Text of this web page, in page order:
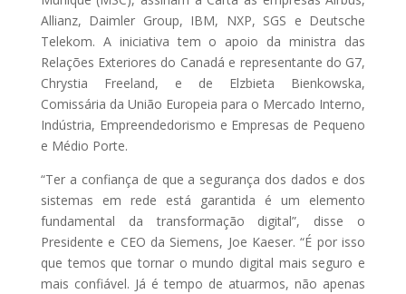
Allianz, Daimler Group, IBM, NXP, SGS e Deutsche
Telekom. A iniciativa tem o apoio da ministra das
Relações Exteriores do Canadá e representante do G7,
Chrystia Freeland, e de Elzbieta Bienkowska,
Comissária da União Europeia para o Mercado Interno,
Indústria, Empreendedorismo e Empresas de Pequeno
e Médio Porte.
“Ter a confiança de que a segurança dos dados e dos
sistemas em rede está garantida é um elemento
fundamental da transformação digital”, disse o
Presidente e CEO da Siemens, Joe Kaeser. “É por isso
que temos que tornar o mundo digital mais seguro e
mais confiável. Já é tempo de atuarmos, não apenas